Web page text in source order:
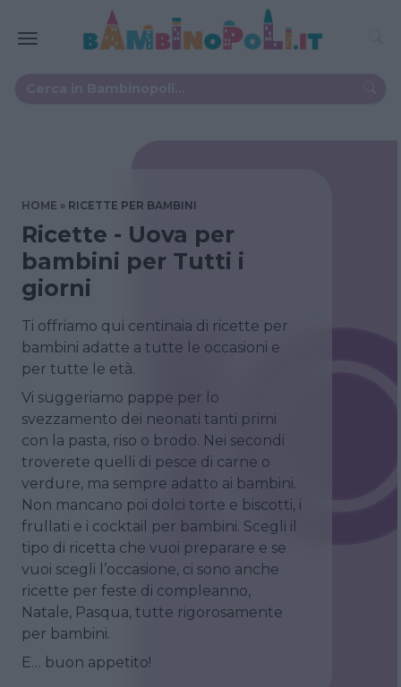
HOME RICETTE PER BAMBINI
Ricette - Uova per
bambini per Tutti i
giorni
Ti offriamo qui centinaia di ricette per
bambini adatte a tutte le occasioni e
per tutte le età.
Vi suggeriamo pappe per lo
svezzamento dei neonati tanti primi
con la pasta, riso o brodo. Nei secondi
troverete quelli di pesce di carne o
verdure, ma sempre adatto ai bambini.
Non mancano poi dolci torte e biscotti, i
frullati e i cocktail per bambini. Scegli il
tipo di ricetta che vuoi preparare e se
vuoi scegli l’occasione, ci sono anche
ricette per feste di compleanno,
Natale, Pasqua, tutte rigorosamente
per bambini.
E… buon appetito!